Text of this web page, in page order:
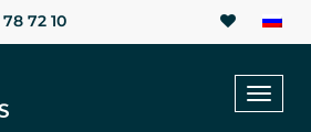
72 10